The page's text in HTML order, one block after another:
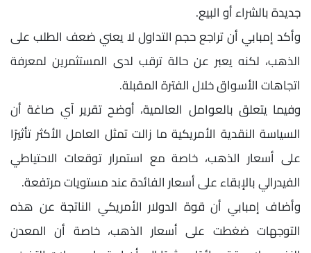
جديدة بالشراء أو البيع.
وأكد إمبابي أن تراجع حجم التداول لا يعني ضعف الطلب على
الذهب، لكنه يعبر عن حالة ترقب لدى المستثمرين لمعرفة
اتجاهات الأسواق خلال الفترة المقبلة.
وفيما يتعلق بالعوامل العالمية، أوضح تقرير آي صاغة أن
السياسة النقدية الأمريكية ما زالت تمثل العامل الأكثر تأثيرًا
على أسعار الذهب، خاصة مع استمرار توقعات الاحتياطي
الفيدرالي بالإبقاء على أسعار الفائدة عند مستويات مرتفعة.
وأضاف إمبابي أن قوة الدولار الأمريكي الناتجة عن هذه
التوجهات ضغطت على أسعار الذهب، خاصة أن المعدن